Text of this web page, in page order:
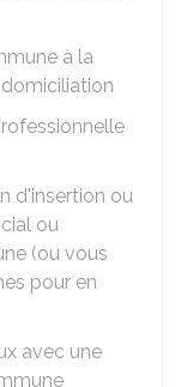
à la
d'insertion ou
ou
(ou vous
pour en
avec une